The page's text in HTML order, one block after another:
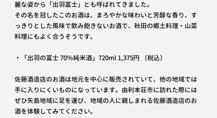
麗な姿から「出羽冨士」とも呼ばれてきました。
その名を冠したこのお酒は、まろやかな味わいと芳醇な香り、す
っきりとした風味で飲み飽きないお酒で、秋田の郷土料理・山菜
料理にもよく合うそうです。
・「出羽の冨士 70％純米酒」720ml 1,375円 （税込）
佐藤酒造店のお酒は地元を中心に販売されていて、他の地域では
手に入りにくいものになっています。由利本荘市に訪れた際には
ぜひ矢島地域に足を運び、地域の人に親しまれる佐藤酒造店のお
酒を体験してみてください。